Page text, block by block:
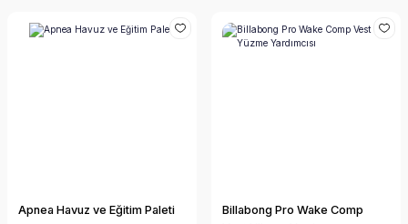
Apnea Havuz ve Eğitim Paleti
Billabong Pro Wake Comp